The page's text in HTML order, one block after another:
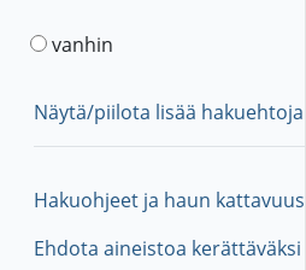
vanhin
Näytä/piilota lisää hakuehtoja
Hakuohjeet ja haun kattavuus
Ehdota aineistoa kerättäväksi